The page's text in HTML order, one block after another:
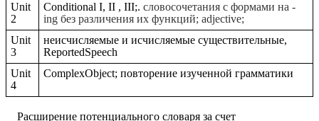
Unit
2
Conditional I, II , III;.словосочетания с формами на -
ing без различения их функций; adjective;
Unit
3
неисчисляемые и исчисляемые существительные,
ReportedSpeech
Unit
4
ComplexObject; повторение изученной грамматики
Расширение потенциального словаря за счет